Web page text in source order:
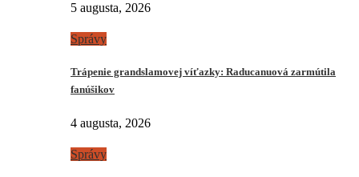
5 augusta, 2026
Správy
Trápenie grandslamovej víťazky: Raducanuová zarmútila
fanúšikov
4 augusta, 2026
Správy